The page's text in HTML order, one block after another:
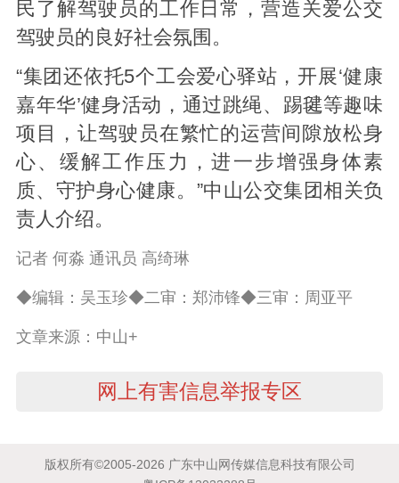
民了解驾驶员的工作日常，营造关爱公交
驾驶员的良好社会氛围。
“集团还依托5个工会爱心驿站，开展‘健康
嘉年华’健身活动，通过跳绳、踢毽等趣味
项目，让驾驶员在繁忙的运营间隙放松身
心、缓解工作压力，进一步增强身体素
质、守护身心健康。”中山公交集团相关负
责人介绍。
记者 何淼 通讯员 高绮琳
◆编辑：吴玉珍◆二审：郑沛锋◆三审：周亚平
文章来源：中山+
网上有害信息举报专区
版权所有©2005-2026 广东中山网传媒信息科技有限公司